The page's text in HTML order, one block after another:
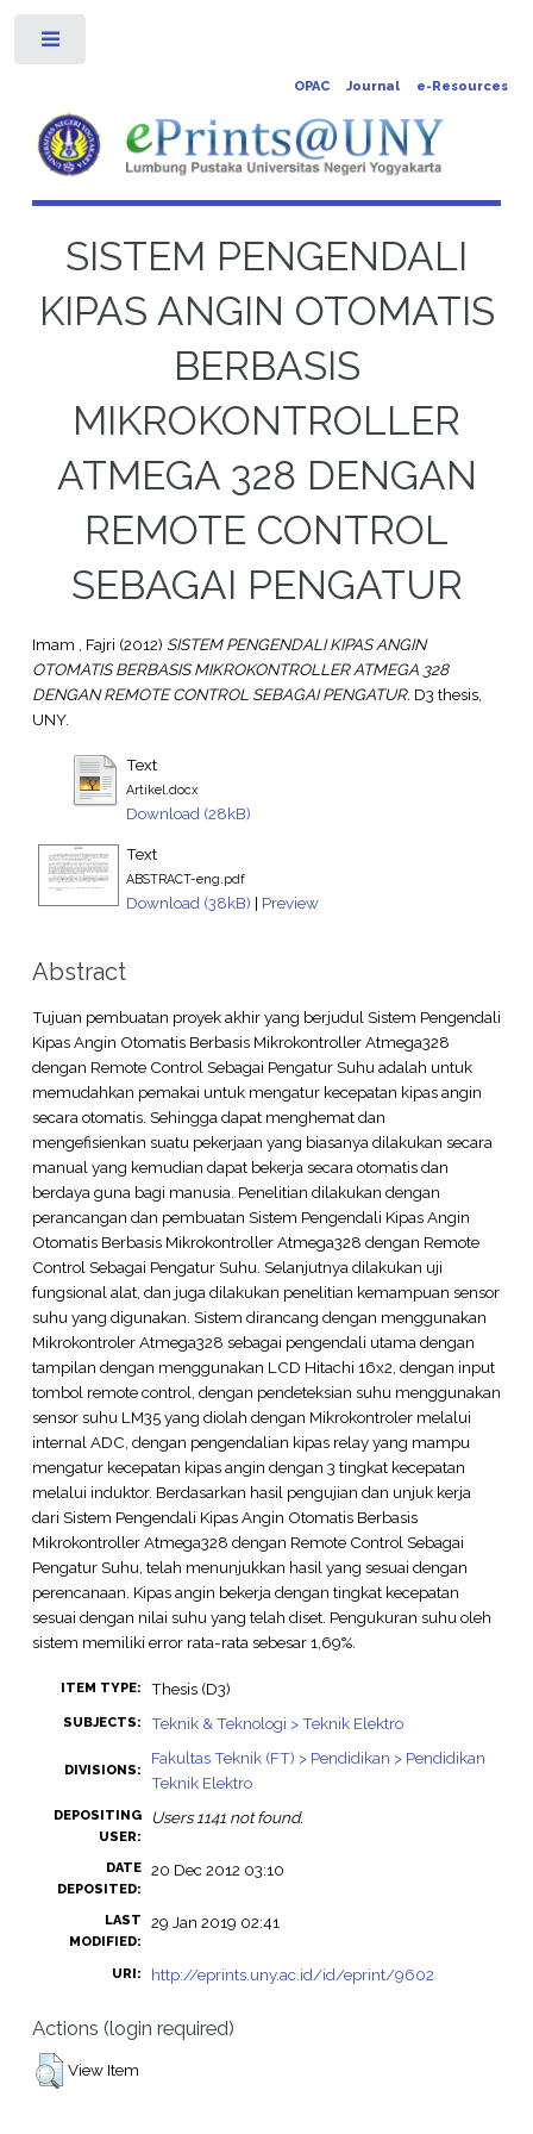
OPAC Journal e-Resources
SISTEM PENGENDALI
KIPAS ANGIN OTOMATIS
BERBASIS
MIKROKONTROLLER
ATMEGA 328 DENGAN
REMOTE CONTROL
SEBAGAI PENGATUR
Imam , Fajri (2012) SISTEM PENGENDALI KIPAS ANGIN
OTOMATIS BERBASIS MIKROKONTROLLER ATMEGA 328
DENGAN REMOTE CONTROL SEBAGAI PENGATUR. D3 thesis,
UNY.
Text
Artikel.docx
Download (28kB)
Text
ABSTRACT-eng.pdf
Download (38kB) | Preview
Abstract
Tujuan pembuatan proyek akhir yang berjudul Sistem Pengendali
Kipas Angin Otomatis Berbasis Mikrokontroller Atmega328
dengan Remote Control Sebagai Pengatur Suhu adalah untuk
memudahkan pemakai untuk mengatur kecepatan kipas angin
secara otomatis. Sehingga dapat menghemat dan
mengefisienkan suatu pekerjaan yang biasanya dilakukan secara
manual yang kemudian dapat bekerja secara otomatis dan
berdaya guna bagi manusia. Penelitian dilakukan dengan
perancangan dan pembuatan Sistem Pengendali Kipas Angin
Otomatis Berbasis Mikrokontroller Atmega328 dengan Remote
Control Sebagai Pengatur Suhu. Selanjutnya dilakukan uji
fungsional alat, dan juga dilakukan penelitian kemampuan sensor
suhu yang digunakan. Sistem dirancang dengan menggunakan
Mikrokontroler Atmega328 sebagai pengendali utama dengan
tampilan dengan menggunakan LCD Hitachi 16x2, dengan input
tombol remote control, dengan pendeteksian suhu menggunakan
sensor suhu LM35 yang diolah dengan Mikrokontroler melalui
internal ADC, dengan pengendalian kipas relay yang mampu
mengatur kecepatan kipas angin dengan 3 tingkat kecepatan
melalui induktor. Berdasarkan hasil pengujian dan unjuk kerja
dari Sistem Pengendali Kipas Angin Otomatis Berbasis
Mikrokontroller Atmega328 dengan Remote Control Sebagai
Pengatur Suhu, telah menunjukkan hasil yang sesuai dengan
perencanaan. Kipas angin bekerja dengan tingkat kecepatan
sesuai dengan nilai suhu yang telah diset. Pengukuran suhu oleh
sistem memiliki error rata-rata sebesar 1,69%.
ITEM TYPE: Thesis (D3)
SUBJECTS: Teknik & Teknologi > Teknik Elektro
DIVISIONS:
Fakultas Teknik (FT) > Pendidikan > Pendidikan
Teknik Elektro
DEPOSITING
USER:
Users 1141 not found.
DATE
DEPOSITED:
20 Dec 2012 03:10
LAST
MODIFIED:
29 Jan 2019 02:41
URI: http://eprints.uny.ac.id/id/eprint/9602
Actions (login required)
View Item